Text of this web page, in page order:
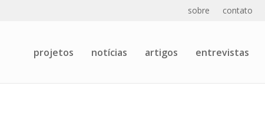
sobre contato
projetos notícias artigos entrevistas